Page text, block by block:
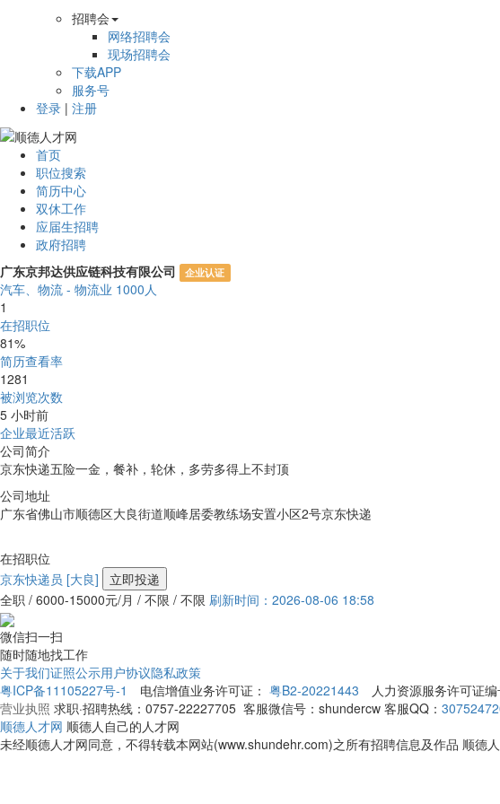
招聘会
网络招聘会
现场招聘会
下载APP
服务号
登录 | 注册
首页
职位搜索
简历中心
双休工作
应届生招聘
政府招聘
广东京邦达供应链科技有限公司
企业认证
汽车、物流 - 物流业 1000人
1
在招职位
81%
简历查看率
1281
被浏览次数
5 小时前
企业最近活跃
公司简介
京东快递五险一金，餐补，轮休，多劳多得上不封顶
公司地址
广东省佛山市顺德区大良街道顺峰居委教练场安置小区2号京东快递
在招职位
京东快递员 [大良]
立即投递
全职 / 6000-15000元/月 / 不限 / 不限 刷新时间：2026-08-06 18:58
微信扫一扫
随时随地找工作
关于我们证照公示用户协议隐私政策
粤ICP备11105227号-1
电信增值业务许可证： 粤B2-20221443 人力资源服务许可证编
营业执照 求职·招聘热线： 0757-22227705 客服微信号： shundercw 客服QQ：
顺德人才网 顺德人自己的人才网
未经顺德人才网同意，不得转载本网站(www.shundehr.com)之所有招聘信息及作品 顺德